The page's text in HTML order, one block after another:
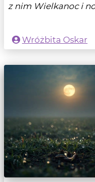
z nim Wielkanoc i
Wróżbita Oskar